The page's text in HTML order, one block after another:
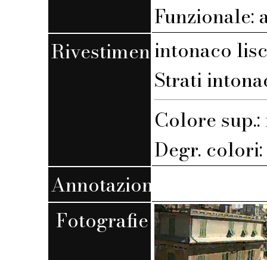
Funzionale:
Rivestimentointonaco
Strati
Colore
Degr.
Annotazioni
Fotografie